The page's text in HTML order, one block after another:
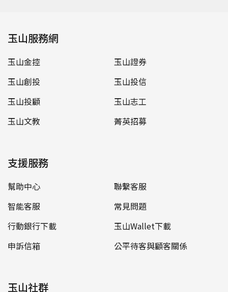
玉山服務網
玉山金控
玉山證券
玉山創投
玉山投信
玉山投顧
玉山志工
玉山文教
菁英招募
支援服務
幫助中心
聯繫客服
智能客服
常見問題
行動銀行下載
玉山Wallet下載
申訴信箱
公平待客與顧客關係
玉山社群